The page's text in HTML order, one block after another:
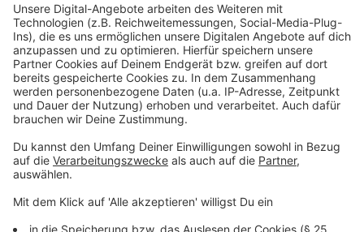
Anzeige
Bei Kontroversen um die Verjährung von Urlaub gelten
nun ähnliche Regeln, die das Bundesarbeitsgericht
bereits 2019 zu der Frage aufgestellt hat, wann Urlaub
verfällt. Erstmals nahmen sie damals die Arbeitgeber
in die Pflicht, aktiv zu werden: Sie müssten ihre
Beschäftigten "klar und rechtzeitig" auf nicht
genommenen Urlaub hinweisen. Mit den
Entscheidungen schlossen die Richter eine Lücke im
Bundesurlaubsgesetz, das zu diesen Fragen keine